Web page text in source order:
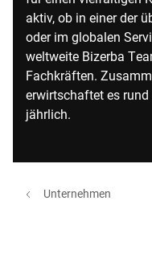
aktiv, ob in einer der
oder im globalen
weltweite Bizerba
Fachkräften.
erwirtschaftet es
jährlich.
Unternehmen